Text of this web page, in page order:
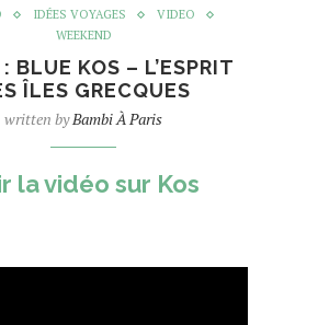
IDÉES VOYAGES
VIDEO
WEEKEND
BLUE KOS – L’ESPRIT
ÎLES GRECQUES
written byBambi À Paris
la vidéo sur Kos